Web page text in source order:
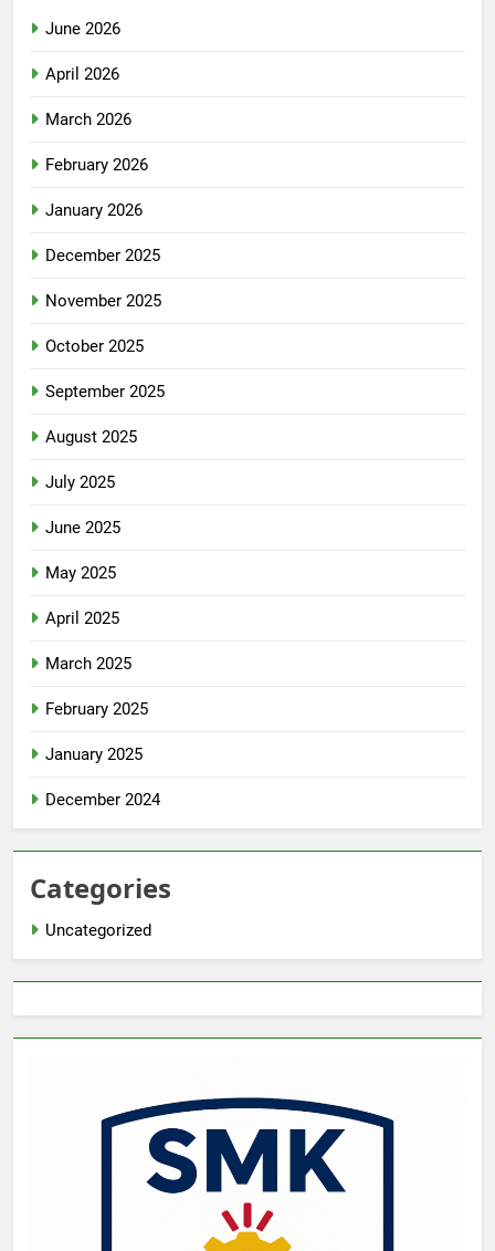
June 2026
April 2026
March 2026
February 2026
January 2026
December 2025
November 2025
October 2025
September 2025
August 2025
July 2025
June 2025
May 2025
April 2025
March 2025
February 2025
January 2025
December 2024
Categories
Uncategorized